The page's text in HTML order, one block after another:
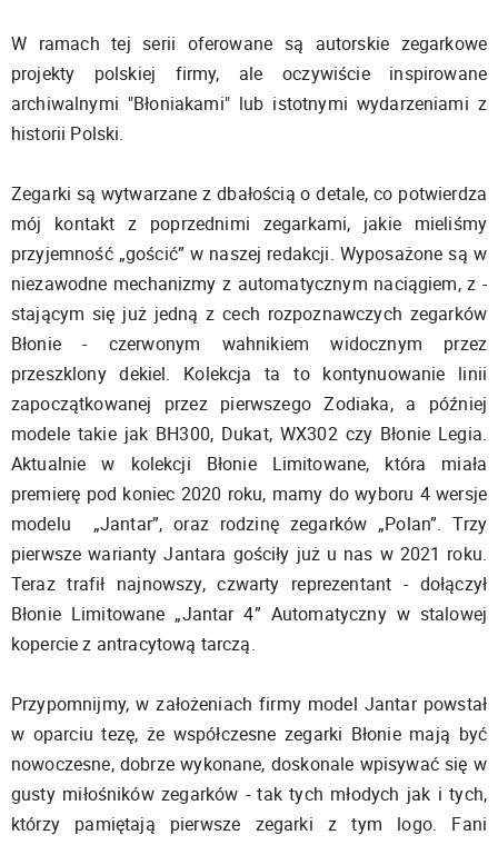
W ramach tej serii oferowane są autorskie zegarkowe
projekty polskiej firmy, ale oczywiście inspirowane
archiwalnymi "Błoniakami" lub istotnymi wydarzeniami z
historii Polski.
Zegarki są wytwarzane z dbałością o detale, co potwierdza
mój kontakt z poprzednimi zegarkami, jakie mieliśmy
przyjemność „gościć” w naszej redakcji. Wyposażone są w
niezawodne mechanizmy z automatycznym naciągiem, z -
stającym się już jedną z cech rozpoznawczych zegarków
Błonie - czerwonym wahnikiem widocznym przez
przeszklony dekiel. Kolekcja ta to kontynuowanie linii
zapoczątkowanej przez pierwszego Zodiaka, a później
modele takie jak BH300, Dukat, WX302 czy Błonie Legia.
Aktualnie w kolekcji Błonie Limitowane, która miała
premierę pod koniec 2020 roku, mamy do wyboru 4 wersje
modelu „Jantar”, oraz rodzinę zegarków „Polan”. Trzy
pierwsze warianty Jantara gościły już u nas w 2021 roku.
Teraz trafił najnowszy, czwarty reprezentant - dołączył
Błonie Limitowane „Jantar 4” Automatyczny w stalowej
kopercie z antracytową tarczą.
Przypomnijmy, w założeniach firmy model Jantar powstał
w oparciu tezę, że współczesne zegarki Błonie mają być
nowoczesne, dobrze wykonane, doskonale wpisywać się w
gusty miłośników zegarków - tak tych młodych jak i tych,
którzy pamiętają pierwsze zegarki z tym logo. Fani